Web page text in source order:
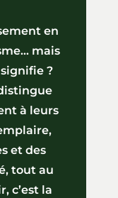
en
mais
?
à leurs
et des
tout au
c’est la